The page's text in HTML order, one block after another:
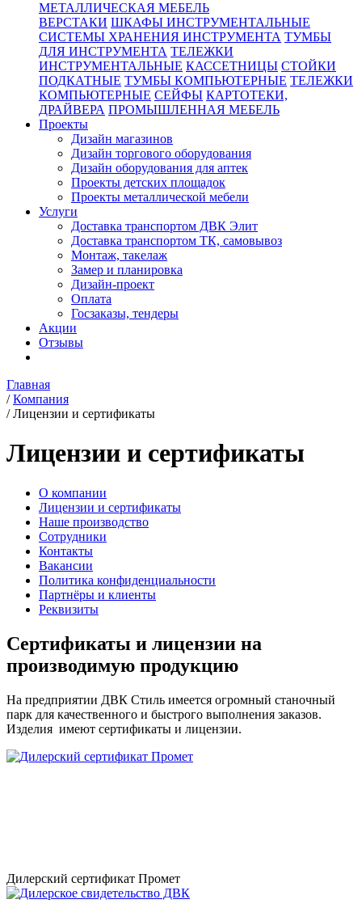
МЕТАЛЛИЧЕСКАЯ МЕБЕЛЬ
ВЕРСТАКИ ШКАФЫ ИНСТРУМЕНТАЛЬНЫЕ
СИСТЕМЫ ХРАНЕНИЯ ИНСТРУМЕНТА ТУМБЫ
ДЛЯ ИНСТРУМЕНТА ТЕЛЕЖКИ
ИНСТРУМЕНТАЛЬНЫЕ КАССЕТНИЦЫ СТОЙКИ
ПОДКАТНЫЕ ТУМБЫ КОМПЬЮТЕРНЫЕ ТЕЛЕЖКИ
КОМПЬЮТЕРНЫЕ СЕЙФЫ КАРТОТЕКИ,
ДРАЙВЕРА ПРОМЫШЛЕННАЯ МЕБЕЛЬ
Проекты
Дизайн магазинов
Дизайн торгового оборудования
Дизайн оборудования для аптек
Проекты детских площадок
Проекты металлической мебели
Услуги
Доставка транспортом ДВК Элит
Доставка транспортом ТК, самовывоз
Монтаж, такелаж
Замер и планировка
Дизайн-проект
Оплата
Госзаказы, тендеры
Акции
Отзывы
Главная
/ Компания
/ Лицензии и сертификаты
Лицензии и сертификаты
О компании
Лицензии и сертификаты
Наше производство
Сотрудники
Контакты
Вакансии
Политика конфиденциальности
Партнёры и клиенты
Реквизиты
Сертификаты и лицензии на
производимую продукцию
На предприятии ДВК Стиль имеется огромный станочный
парк для качественного и быстрого выполнения заказов.
Изделия имеют сертификаты и лицензии.
Дилерский сертификат Промет